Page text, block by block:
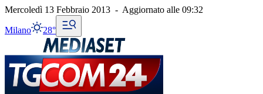
Mercoledì 13 Febbraio 2013 - Aggiornato alle 09:32
Milano 28°